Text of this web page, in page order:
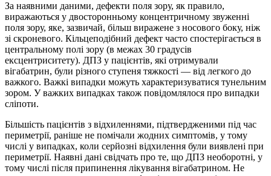
За наявними даними, дефекти поля зору, як правило,
виражаються у двосторонньому концентричному звуженні
поля зору, яке, зазвичай, більш виражене з носового боку, ніж
зі скроневого. Кільцеподібний дефект часто спостерігається в
центральному полі зору (в межах 30 градусів
ексцентриситету). ДПЗ у пацієнтів, які отримували
вігабатрин, були різного ступеня тяжкості — від легкого до
важкого. Важкі випадки можуть характеризуватися тунельним
зором. У важких випадках також повідомлялося про випадки
сліпоти.
Більшість пацієнтів з відхиленнями, підтвердженими під час
периметрії, раніше не помічали жодних симптомів, у тому
числі у випадках, коли серйозні відхилення були виявлені при
периметрії. Наявні дані свідчать про те, що ДПЗ необоротні, у
тому числі після припинення лікування вігабатрином. Не